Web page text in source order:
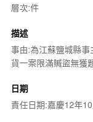
層次:件
描述
事由:為江蘇鹽城縣
貨一案限滿贓盜無獲
日期
責任日期:嘉慶12年